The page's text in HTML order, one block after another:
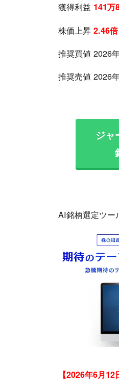
獲得利益 141万
株価上昇 2.46倍
推奨買値 2026
推奨売値 2026
ジャ
AI銘柄選定ツー
【2026年6月12